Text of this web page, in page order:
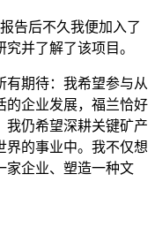
告后不久我便加入了
并了解了该项目。
有期待：我希望参与从
的企业发展，福兰恰好
我仍希望深耕关键矿产
界的事业中。我不仅想
家企业、塑造一种文